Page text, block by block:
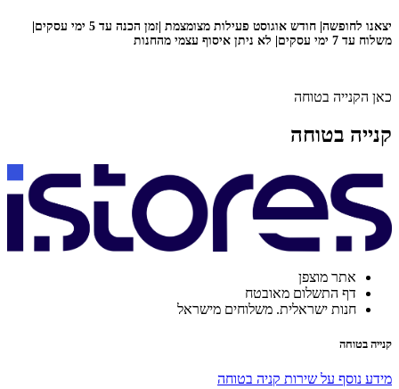
יצאנו לחופשה| חודש אוגוסט פעילות מצומצמת |זמן הכנה עד 5 ימי עסקים|
משלוח עד 7 ימי עסקים| לא ניתן איסוף עצמי מהחנות
כאן הקנייה בטוחה
קנייה בטוחה
אתר מוצפן
דף התשלום מאובטח
חנות ישראלית. משלוחים מישראל
קנייה בטוחה
מידע נוסף על שירות קניה בטוחה